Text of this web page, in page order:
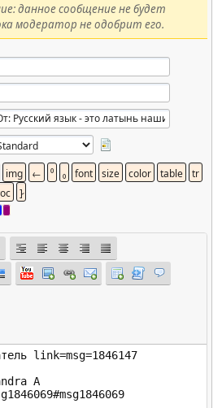
данное сообщение не будет
модератор не одобрит его.